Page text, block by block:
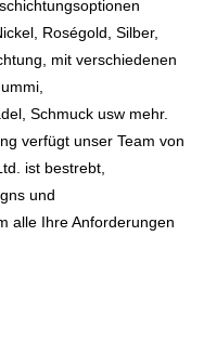
Roségold, Silber,
mit verschiedenen
Schmuck usw mehr.
verfügt unser Team von
ist bestrebt,
und
alle Ihre Anforderungen